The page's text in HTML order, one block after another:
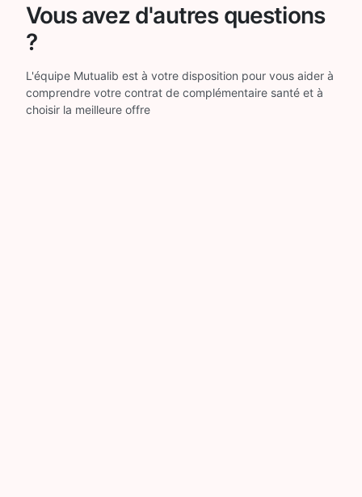
Vous avez d'autres questions
?
L'équipe Mutualib est à votre disposition pour vous aider à
comprendre votre contrat de complémentaire santé et à
choisir la meilleure offre